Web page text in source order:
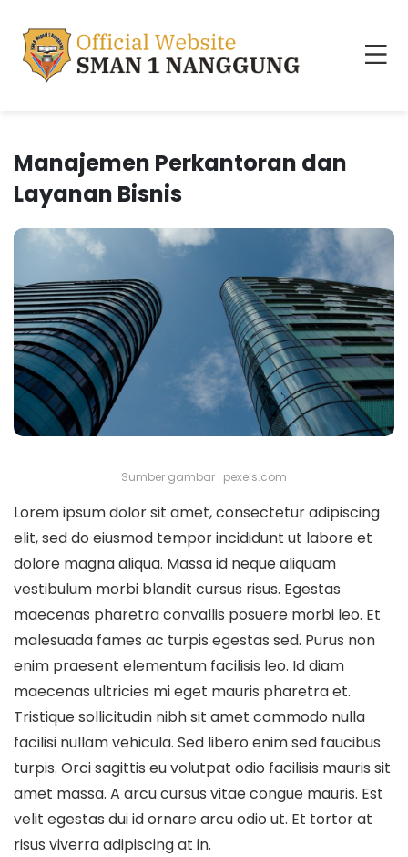
Manajemen Perkantoran dan
Layanan Bisnis
Sumber gambar : pexels.com
Lorem ipsum dolor sit amet, consectetur adipiscing
elit, sed do eiusmod tempor incididunt ut labore et
dolore magna aliqua. Massa id neque aliquam
vestibulum morbi blandit cursus risus. Egestas
maecenas pharetra convallis posuere morbi leo. Et
malesuada fames ac turpis egestas sed. Purus non
enim praesent elementum facilisis leo. Id diam
maecenas ultricies mi eget mauris pharetra et.
Tristique sollicitudin nibh sit amet commodo nulla
facilisi nullam vehicula. Sed libero enim sed faucibus
turpis. Orci sagittis eu volutpat odio facilisis mauris sit
amet massa. A arcu cursus vitae congue mauris. Est
velit egestas dui id ornare arcu odio ut. Et tortor at
risus viverra adipiscing at in.